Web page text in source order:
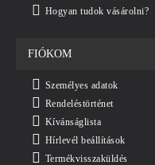
Hogyan tudok vásárolni?
FIÓKOM
Személyes adatok
Rendeléstörténet
Kívánságlista
Hírlevél beállítások
Termékvisszaküldés